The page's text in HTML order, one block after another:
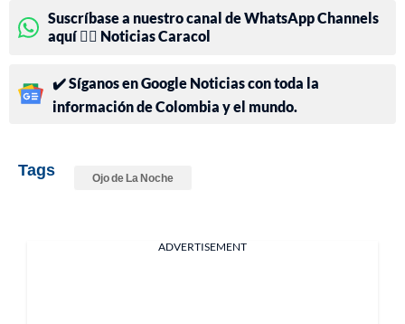
Suscríbase a nuestro canal de WhatsApp Channels
aquí 👉🏻 Noticias Caracol
✔️ Síganos en Google Noticias con toda la
información de Colombia y el mundo.
Tags Ojo de La Noche
ADVERTISEMENT